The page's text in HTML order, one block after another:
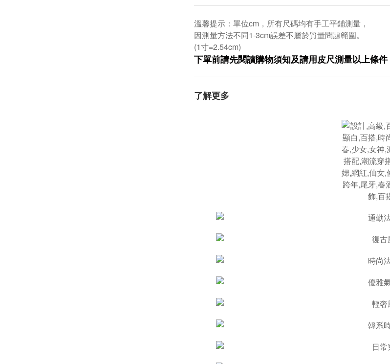
溫馨提示：單位cm，所有尺碼均有手工平鋪測量，
因測量方法不同1-3cm誤差不屬於質量問題範圍。
(1寸=2.54cm)
下單前請先閱讀購物須知及請用皮尺測量以上條件
了解更多